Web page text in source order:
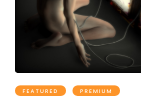
FEATURED PREMIUM